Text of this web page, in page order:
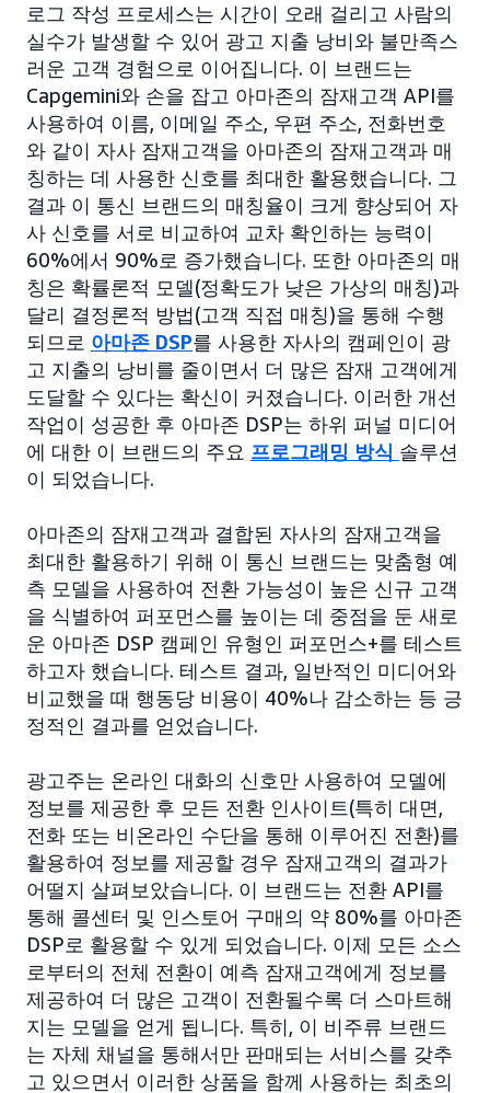
로그 작성 프로세스는 시간이 오래 걸리고 사람의
실수가 발생할 수 있어 광고 지출 낭비와 불만족스
러운 고객 경험으로 이어집니다. 이 브랜드는
Capgemini와 손을 잡고 아마존의 잠재고객 API를
사용하여 이름, 이메일 주소, 우편 주소, 전화번호
와 같이 자사 잠재고객을 아마존의 잠재고객과 매
칭하는 데 사용한 신호를 최대한 활용했습니다. 그
결과 이 통신 브랜드의 매칭율이 크게 향상되어 자
사 신호를 서로 비교하여 교차 확인하는 능력이
60%에서 90%로 증가했습니다. 또한 아마존의 매
칭은 확률론적 모델(정확도가 낮은 가상의 매칭)과
달리 결정론적 방법(고객 직접 매칭)을 통해 수행
되므로 아마존 DSP를 사용한 자사의 캠페인이 광
고 지출의 낭비를 줄이면서 더 많은 잠재 고객에게
도달할 수 있다는 확신이 커졌습니다. 이러한 개선
작업이 성공한 후 아마존 DSP는 하위 퍼널 미디어
에 대한 이 브랜드의 주요 프로그래밍 방식 솔루션
이 되었습니다.
아마존의 잠재고객과 결합된 자사의 잠재고객을
최대한 활용하기 위해 이 통신 브랜드는 맞춤형 예
측 모델을 사용하여 전환 가능성이 높은 신규 고객
을 식별하여 퍼포먼스를 높이는 데 중점을 둔 새로
운 아마존 DSP 캠페인 유형인 퍼포먼스+를 테스트
하고자 했습니다. 테스트 결과, 일반적인 미디어와
비교했을 때 행동당 비용이 40%나 감소하는 등 긍
정적인 결과를 얻었습니다.
광고주는 온라인 대화의 신호만 사용하여 모델에
정보를 제공한 후 모든 전환 인사이트(특히 대면,
전화 또는 비온라인 수단을 통해 이루어진 전환)를
활용하여 정보를 제공할 경우 잠재고객의 결과가
어떨지 살펴보았습니다. 이 브랜드는 전환 API를
통해 콜센터 및 인스토어 구매의 약 80%를 아마존
DSP로 활용할 수 있게 되었습니다. 이제 모든 소스
로부터의 전체 전환이 예측 잠재고객에게 정보를
제공하여 더 많은 고객이 전환될수록 더 스마트해
지는 모델을 얻게 됩니다. 특히, 이 비주류 브랜드
는 자체 채널을 통해서만 판매되는 서비스를 갖추
고 있으면서 이러한 상품을 함께 사용하는 최초의